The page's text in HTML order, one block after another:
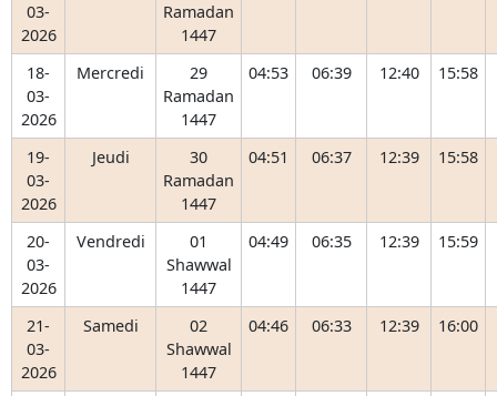
03-
2026
Ramadan
1447
18-
03-
2026
Mercredi
29
Ramadan
1447
04:53 06:39 12:40 15:58
19-
03-
2026
Jeudi
30
Ramadan
1447
04:51 06:37 12:39 15:58
20-
03-
2026
Vendredi
01
Shawwal
1447
04:49 06:35 12:39 15:59
21-
03-
2026
Samedi
02
Shawwal
1447
04:46 06:33 12:39 16:00